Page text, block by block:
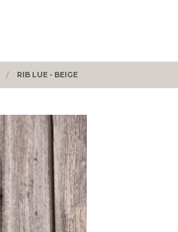
RIB LUE - BEIGE